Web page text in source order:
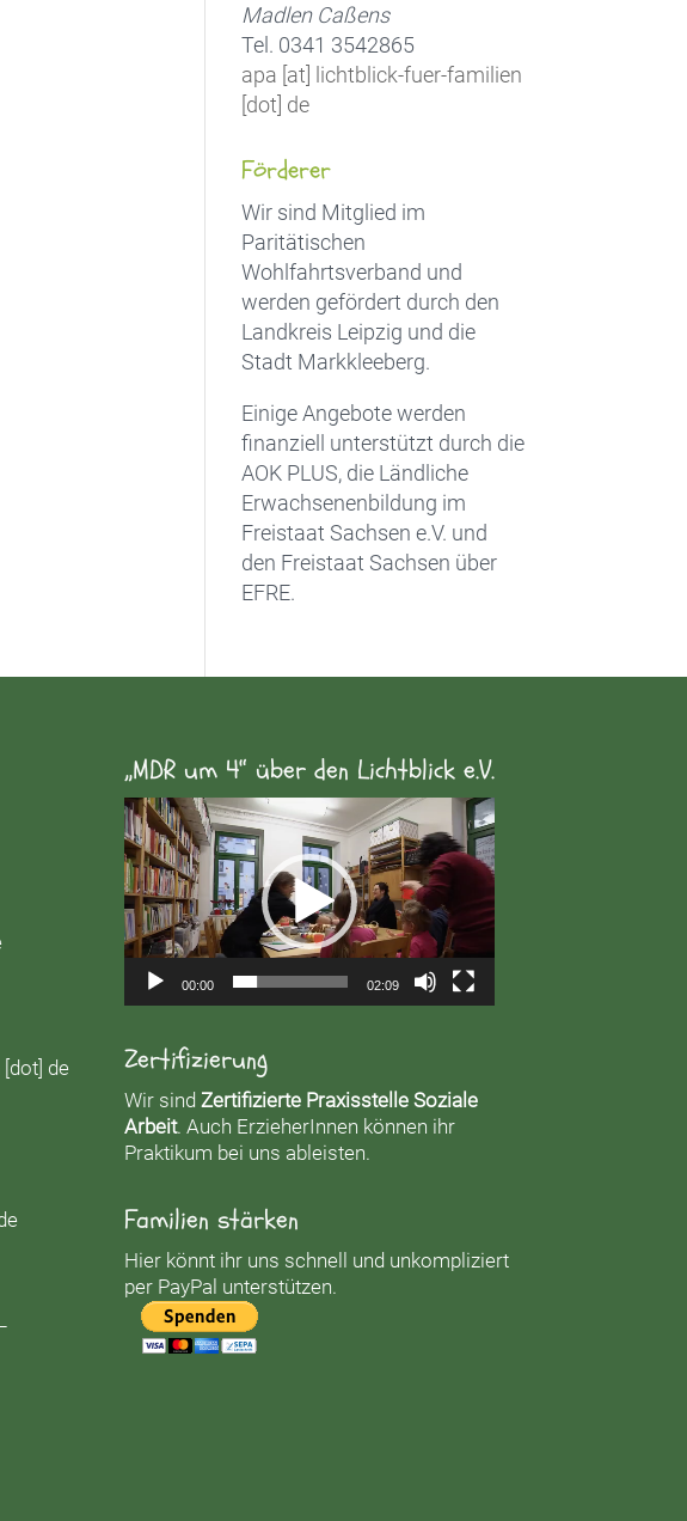
Madlen Caßens
Tel. 0341 3542865
apa [at] lichtblick-fuer-familien
[dot] de
Förderer
Wir sind Mitglied im
Paritätischen
Wohlfahrtsverband und
werden gefördert durch den
Landkreis Leipzig und die
Stadt Markkleeberg.
Einige Angebote werden
finanziell unterstützt durch die
AOK PLUS, die Ländliche
Erwachsenenbildung im
Freistaat Sachsen e.V. und
den Freistaat Sachsen über
EFRE.
de
„MDR um 4“ über den Lichtblick e.V.
Video-
Player
00:00 02:09
Zertifizierung
Wir sind Zertifizierte Praxisstelle Soziale
Arbeit. Auch ErzieherInnen können ihr
Praktikum bei uns ableisten.
Familien stärken
Hier könnt ihr uns schnell und unkompliziert
per PayPal unterstützen.